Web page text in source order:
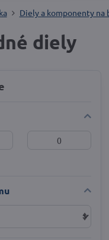
Diely a komponenty na
diely